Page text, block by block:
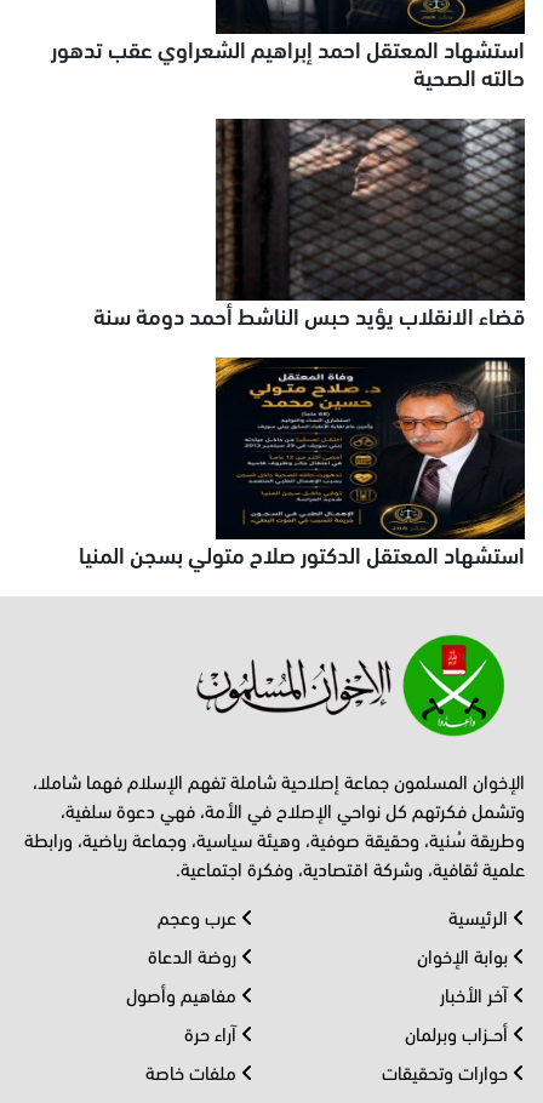
استشهاد المعتقل احمد إبراهيم الشعراوي عقب تدهور
حالته الصحية
قضاء الانقلاب يؤيد حبس الناشط أحمد دومة سنة
استشهاد المعتقل الدكتور صلاح متولي بسجن المنيا
الإخوان المسلمون جماعة إصلاحية شاملة تفهم الإسلام فهما شاملا،
وتشمل فكرتهم كل نواحي الإصلاح في الأمة، فهي دعوة سلفية،
وطريقة سُنية، وحقيقة صوفية، وهيئة سياسية، وجماعة رياضية، ورابطة
علمية ثقافية، وشركة اقتصادية، وفكرة اجتماعية.
الرئيسية
بوابة الإخوان
آخر الأخبار
أحــزاب وبرلمان
حوارات وتحقيقات
عرب وعجم
روضة الدعاة
مفاهيم وأصول
آراء حرة
ملفات خاصة